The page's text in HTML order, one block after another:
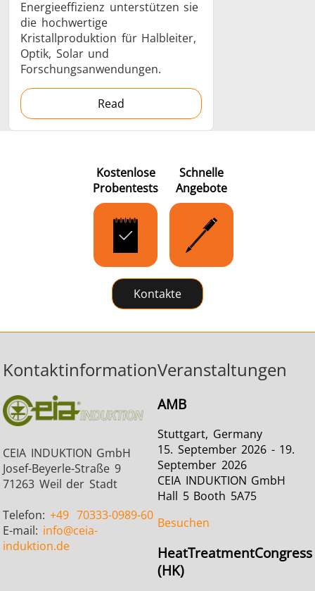
Energieeffizienz unterstützen sie
die hochwertige
Kristallproduktion für Halbleiter,
Optik, Solar und
Forschungsanwendungen.
Read
Kostenlose
Probentests
Schnelle
Angebote
Kontakte
Kontaktinformation
CEIA INDUKTION GmbH
Josef-Beyerle-Straße 9
71263 Weil der Stadt
Telefon: +49 70333-0989-60
E-mail: info@ceia-
induktion.de
Veranstaltungen
AMB
Stuttgart, Germany
15. September 2026 - 19.
September 2026
CEIA INDUKTION GmbH
Hall 5 Booth 5A75
Besuchen
HeatTreatmentCongress
(HK)